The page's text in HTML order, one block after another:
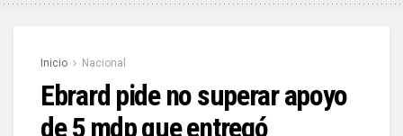
Inicio Nacional
Ebrard pide no superar apoyo
de 5 mdp que entregó